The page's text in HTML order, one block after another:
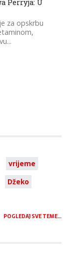
Perryja: U
za opskrbu
vrijeme
Džeko
POGLEDAJ SVE TEME…